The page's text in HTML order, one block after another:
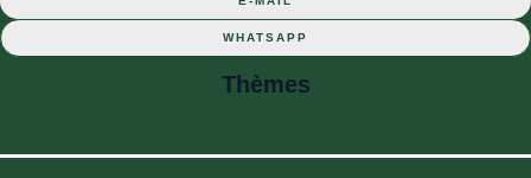
WHATSAPP
Thèmes